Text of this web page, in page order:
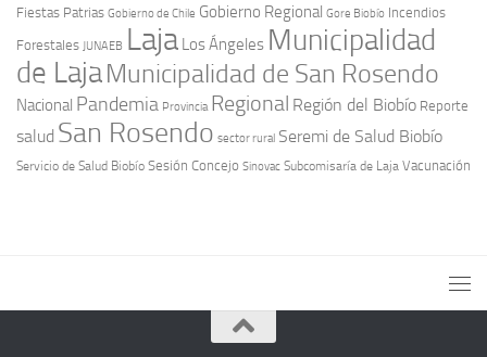
Fiestas Patrias Gobierno de Chile Gobierno Regional Gore Biobío Incendios
Forestales JUNAEB Laja Los Ángeles Municipalidad
de LajaMunicipalidad de San Rosendo
Nacional Pandemia Provincia Regional Región del Biobío Reporte
salud San Rosendo sector rural Seremi de Salud Biobío
Servicio de Salud Biobío Sesión Concejo Sinovac Subcomisaría de Laja Vacunación